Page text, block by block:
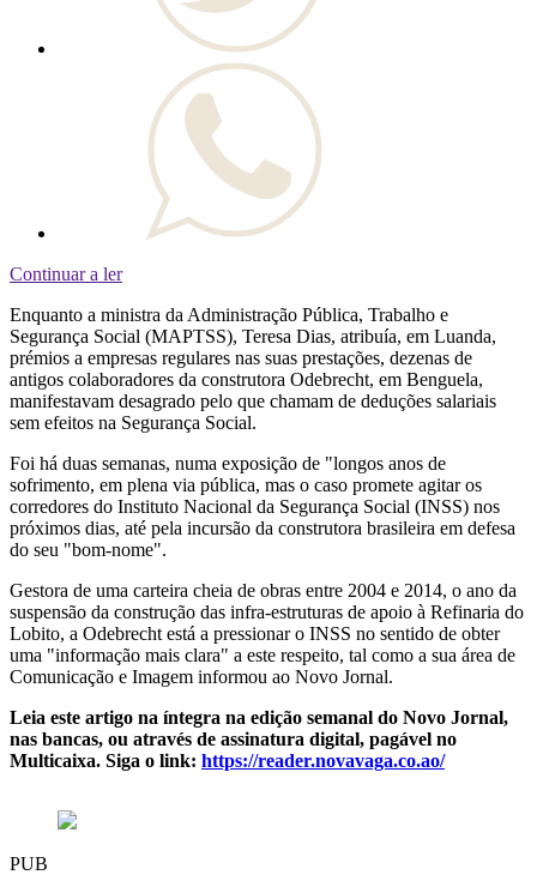
Continuar a ler
Enquanto a ministra da Administração Pública, Trabalho e
Segurança Social (MAPTSS), Teresa Dias, atribuía, em Luanda,
prémios a empresas regulares nas suas prestações, dezenas de
antigos colaboradores da construtora Odebrecht, em Benguela,
manifestavam desagrado pelo que chamam de deduções salariais
sem efeitos na Segurança Social.
Foi há duas semanas, numa exposição de "longos anos de
sofrimento, em plena via pública, mas o caso promete agitar os
corredores do Instituto Nacional da Segurança Social (INSS) nos
próximos dias, até pela incursão da construtora brasileira em defesa
do seu "bom-nome".
Gestora de uma carteira cheia de obras entre 2004 e 2014, o ano da
suspensão da construção das infra-estruturas de apoio à Refinaria do
Lobito, a Odebrecht está a pressionar o INSS no sentido de obter
uma "informação mais clara" a este respeito, tal como a sua área de
Comunicação e Imagem informou ao Novo Jornal.
Leia este artigo na íntegra na edição semanal do Novo Jornal,
nas bancas, ou através de assinatura digital, pagável no
Multicaixa. Siga o link: https://reader.novavaga.co.ao/
PUB